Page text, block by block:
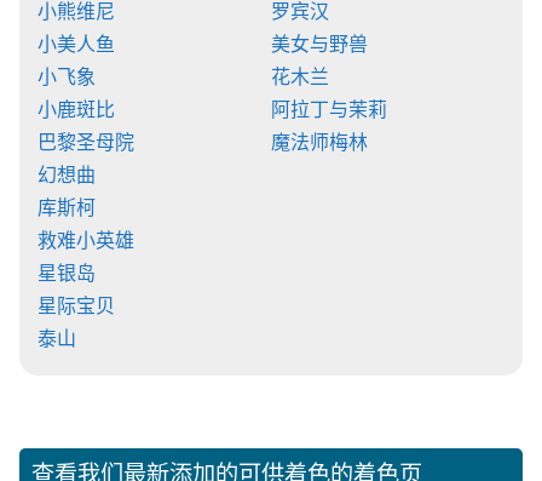
小熊维尼
小美人鱼
小飞象
小鹿斑比
巴黎圣母院
幻想曲
库斯柯
救难小英雄
星银岛
星际宝贝
泰山
罗宾汉
美女与野兽
花木兰
阿拉丁与茉莉
魔法师梅林
查看我们最新添加的可供着色的着色页